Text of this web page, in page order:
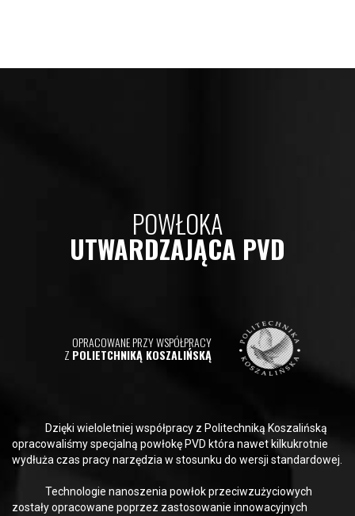
POWŁOKA
UTWARDZAJĄCA PVD
OPRACOWANE PRZY WSPÓŁPRACY
Z POLIETCHNIKĄ KOSZALIŃSKĄ
Dzięki wieloletniej współpracy z Politechniką Koszalińską
opracowaliśmy specjalną powłokę PVD która nawet kilkukrotnie
wydłuża czas pracy narzędzia w stosunku do wersji standardowej.
Technologie nanoszenia powłok przeciwzużyciowych
zostały opracowane poprzez zastosowanie innowacyjnych